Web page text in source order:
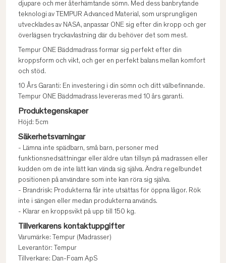
djupare och mer återhämtande sömn. Med dess banbrytande
teknologi av TEMPUR Advanced Material, som ursprungligen
utvecklades av NASA, anpassar ONE sig efter din kropp och ger
överlägsen tryckavlastning där du behöver det som mest.
Tempur ONE Bäddmadrass formar sig perfekt efter din
kroppsform och vikt, och ger en perfekt balans mellan komfort
och stöd.
10 Års Garanti: En investering i din sömn och ditt välbefinnande.
Tempur ONE Bäddmadrass levereras med 10 års garanti.
Produktegenskaper
Höjd: 5cm
Säkerhetsvarningar
- Lämna inte spädbarn, små barn, personer med
funktionsnedsättningar eller äldre utan tillsyn på madrassen eller
kudden om de inte lätt kan vända sig själva. Ändra regelbundet
positionen på användare som inte kan röra sig själva.
- Brandrisk: Produkterna får inte utsättas för öppna lågor. Rök
inte i sängen eller medan produkterna används.
- Klarar en kroppsvikt på upp till 150 kg.
Tillverkarens kontaktuppgifter
Varumärke: Tempur (Madrasser)
Leverantör: Tempur
Tillverkare: Dan-Foam ApS